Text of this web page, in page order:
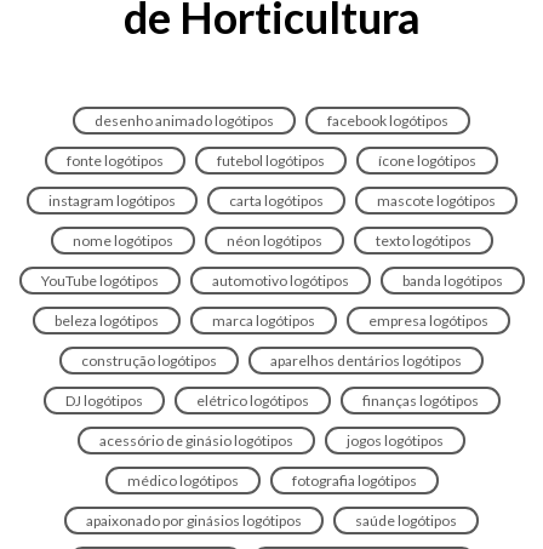
de Horticultura
desenho animado logótipos facebook logótipos
fonte logótipos futebol logótipos ícone logótipos
instagram logótipos carta logótipos mascote logótipos
nome logótipos néon logótipos texto logótipos
YouTube logótipos automotivo logótipos banda logótipos
beleza logótipos marca logótipos empresa logótipos
construção logótipos aparelhos dentários logótipos
DJ logótipos elétrico logótipos finanças logótipos
acessório de ginásio logótipos jogos logótipos
médico logótipos fotografia logótipos
apaixonado por ginásios logótipos saúde logótipos